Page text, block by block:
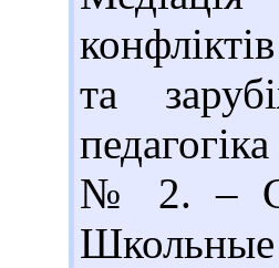
та
№ 2. – С.